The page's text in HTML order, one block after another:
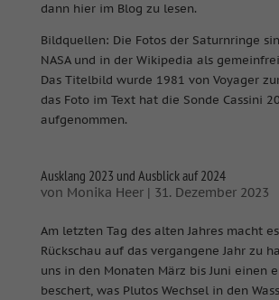
dann hier im Blog zu lesen.
Bildquellen: Die Fotos der Saturnringe
NASA und in der Wikipedia als
Das Titelbild wurde 1981 von Voyager
das Foto im Text hat die Sonde Cassini
aufgenommen.
Ausklang 2023 und Ausblick auf 2024
von Monika Heer| 31. Dezember 2023
Am letzten Tag des alten Jahres macht
Rückschau auf das vergangene Jahr zu
uns in den Monaten März bis Juni einen
beschert, was Plutos Wechsel in den